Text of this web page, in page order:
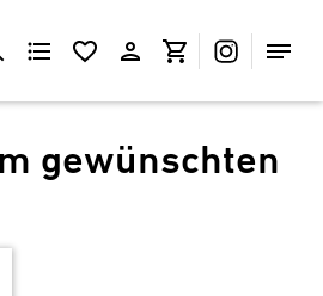
gewünschten